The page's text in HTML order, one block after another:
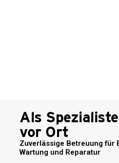
Als
vor Ort
Zuverlässige Betreuung für
Wartung und Reparatur